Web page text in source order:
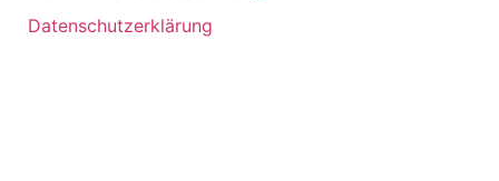
Datenschutzerklärung